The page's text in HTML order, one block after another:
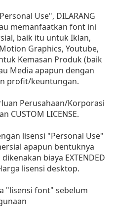
Use", DILARANG
memanfaatkan font ini
baik itu untuk Iklan,
Graphics, Youtube,
Kemasan Produk (baik
Media apapun dengan
profit/keuntungan.
Perusahaan/Korporasi
CUSTOM LICENSE.
lisensi "Personal Use"
apapun bentuknya
biaya EXTENDED
lisensi desktop.
"lisensi font" sebelum